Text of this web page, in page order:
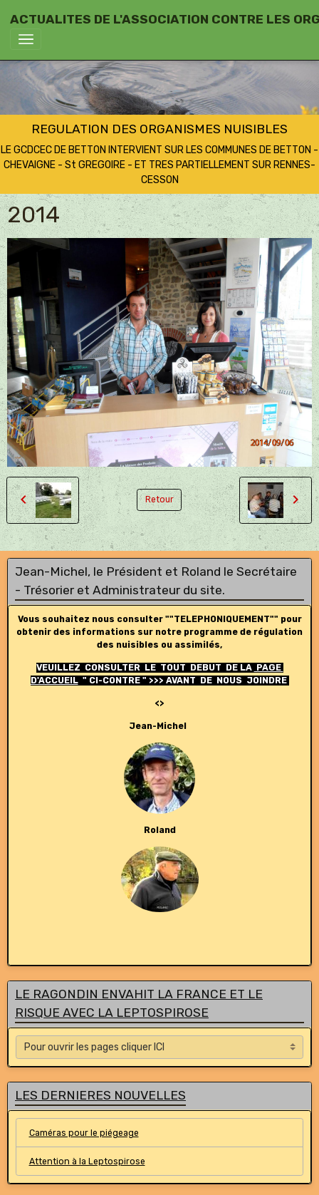
ACTUALITES DE L'ASSOCIATION CONTRE LES
REGULATION DES ORGANISMES NUISIBLES
LE GCDCEC DE BETTON INTERVIENT SUR LES COMMUNES DE BETTON -
CHEVAIGNE - St GREGOIRE - ET TRES PARTIELLEMENT SUR RENNES-
CESSON
2014
Retour
Jean-Michel, le Président et Roland le Secrétaire
- Trésorier et Administrateur du site.
Vous souhaitez nous consulter ""TELEPHONIQUEMENT"" pour
obtenir des informations sur notre programme de régulation
des nuisibles ou assimilés,
VEUILLEZ CONSULTER LE TOUT DEBUT DE LA PAGE
D'ACCUEIL" CI-CONTRE " >>> AVANT DE NOUS JOINDRE
<>
Jean-Michel
Roland
LE RAGONDIN ENVAHIT LA FRANCE ET LE
RISQUE AVEC LA LEPTOSPIROSE
LES DERNIERES NOUVELLES
Caméras pour le piégeage
Attention à la Leptospirose